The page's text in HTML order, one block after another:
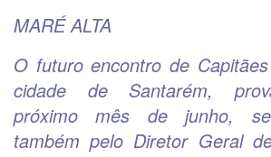
MARÉ ALTA
O futuro encontro de
cidade de Santarém,
próximo mês de junho,
também pelo Diretor Geral